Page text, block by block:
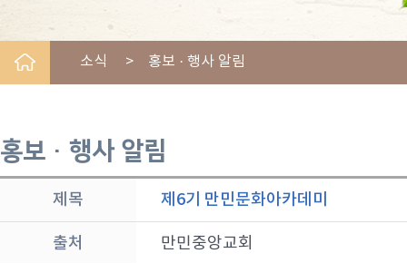
소식 > 홍보 · 행사 알림
홍보 · 행사 알림
제목 제6기 만민문화아카데미
출처 만민중앙교회